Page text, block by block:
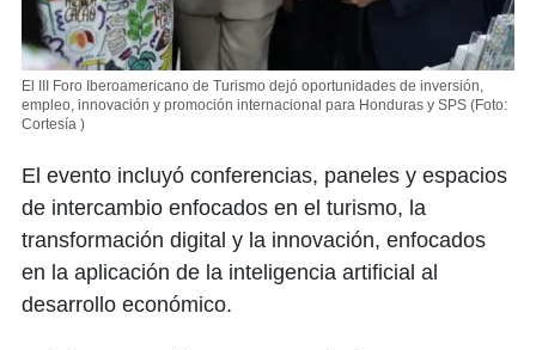
El III Foro Iberoamericano de Turismo dejó oportunidades de inversión,
empleo, innovación y promoción internacional para Honduras y SPS (Foto:
Cortesía )
El evento incluyó conferencias, paneles y espacios
de intercambio enfocados en el turismo, la
transformación digital y la innovación, enfocados
en la aplicación de la inteligencia artificial al
desarrollo económico.